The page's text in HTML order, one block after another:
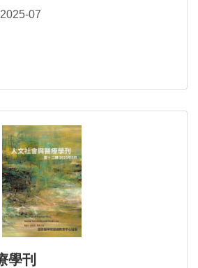
07
學刊